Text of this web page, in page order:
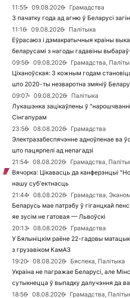
11:55
09.08.2026
Грамадства
З пачатку года ад агню ў Беларусі
11:16
09.08.2026
Палітыка
Еўрасаюз і дэмакратычныя краіны
беларусамі з нагоды гадавіны
09:56
09.08.2026
Грамадства,
Ціханоўская: З кожным годам
што 2020-ты незваротна змяніў
09:07
09.08.2026
Палітыка
Лукашэнка зацікаўлены ў
Сінгапурам
23:56
08.08.2026
Грамадства
Электразабеспячэнне адноўленае ва
што пацярпелі ад непагадзі
21:54
08.08.2026
Грамадства,
Вячорка: Цікавасць да канферэнцыі
нашу суб'ектнасць
21:44
08.08.2026
Грамадства,
Беларусь мае патрэбу ў гіганцкай
яе зусім не гатовая — Львоўскі
20:13
08.08.2026
Грамадства
У Бялыніцкім раёне 22-гадовы
з грузавіком КамАЗ
19:20
08.08.2026
Бяспека, Палітыка
Украіна не пагражае Беларусі, але
сутыкнецца ў выпадку далучэння да
18:56
08.08.2026
Грамадства,